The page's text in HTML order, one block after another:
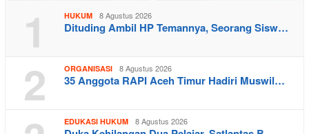
1 HUKUM 8 Agustus 2026
Dituding Ambil HP Temannya, Seorang Sisw…
2 ORGANISASI 8 Agustus 2026
35 Anggota RAPI Aceh Timur Hadiri Muswil…
EDUKASI HUKUM 8 Agustus 2026